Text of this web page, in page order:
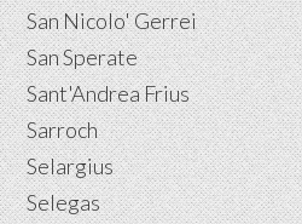
San Nicolo' Gerrei
San Sperate
Sant'Andrea Frius
Sarroch
Selargius
Selegas